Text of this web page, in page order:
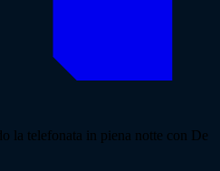
la telefonata in piena notte con De